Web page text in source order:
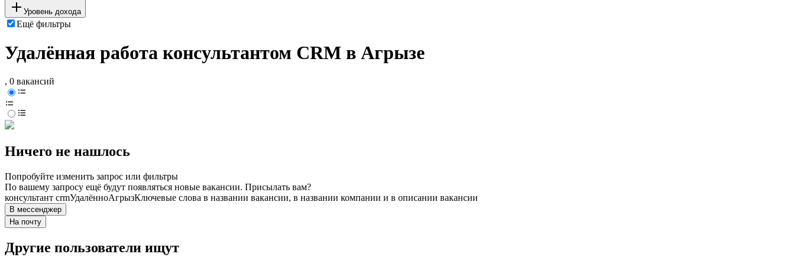
Уровень дохода
Ещё фильтры
Удалённая работа консультантом CRM в Агрызе
, 0 вакансий
Ничего не нашлось
Попробуйте изменить запрос или фильтры
По вашему запросу ещё будут появляться новые вакансии. Присылать вам?
консультант crmУдалённоАгрызКлючевые слова в названии вакансии, в названии компании и в описании вакансии
В мессенджер
На почту
Другие пользователи ищут